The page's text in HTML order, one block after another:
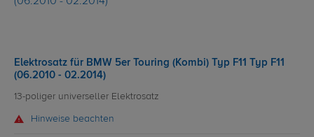
Elektrosatz für BMW 5er Touring (Kombi) Typ F11 Typ F11
(06.2010 - 02.2014)
13-poliger universeller Elektrosatz
Hinweise beachten